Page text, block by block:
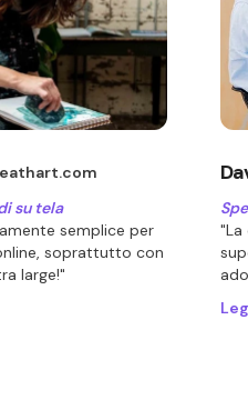
su tela
semplice per
soprattutto con
large!"
"La